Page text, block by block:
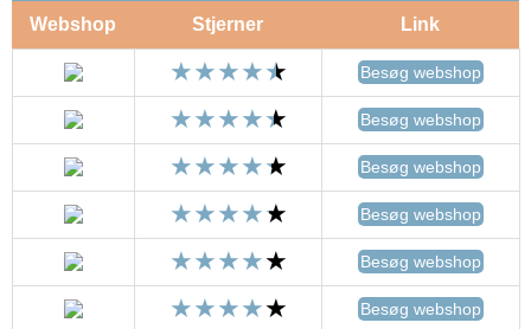
Webshop Stjerner Link
Besøg webshop
Besøg webshop
Besøg webshop
Besøg webshop
Besøg webshop
Besøg webshop